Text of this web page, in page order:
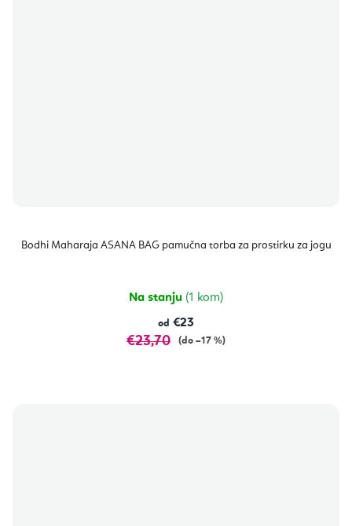
Bodhi Maharaja ASANA BAG pamučna torba za prostirku za jogu
Na stanju (1 kom)
od €23
€23,70 (do –17 %)